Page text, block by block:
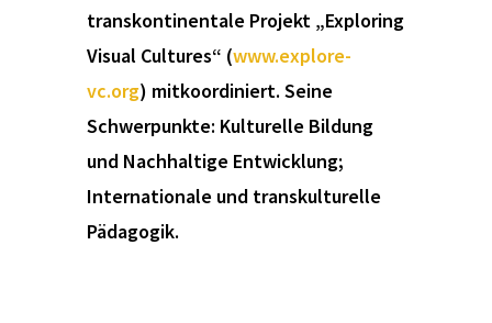
transkontinentale Projekt „Exploring
Visual Cultures“ (www.explore-
vc.org) mitkoordiniert. Seine
Schwerpunkte: Kulturelle Bildung
und Nachhaltige Entwicklung;
Internationale und transkulturelle
Pädagogik.